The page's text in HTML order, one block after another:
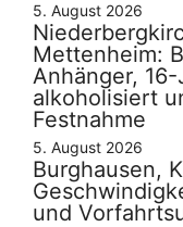
5. August 2026
Mettenheim:
Anhänger,
alkoholisiert
Festnahme
5. August 2026
Burghausen,
und